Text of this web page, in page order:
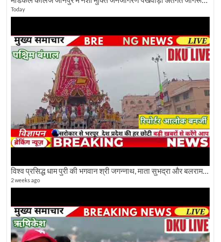
Today
विश्व प्रसिद्ध धाम पुरी की भगवान श्री जगन्नाथ, माता सुभद्रा और बलराम जी की भव्य शोभा यात्रा देखिए
2 weeks ago